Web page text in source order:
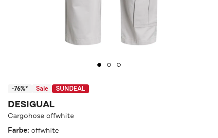
-76%* Sale SUNDEAL
DESIGUAL
Cargohose offwhite
Farbe: offwhite